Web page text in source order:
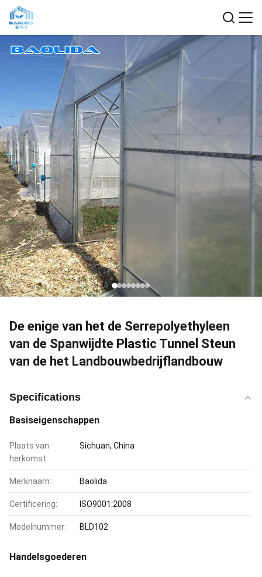
De enige van het de Serrepolyethyleen
van de Spanwijdte Plastic Tunnel Steun
van de het Landbouwbedrijflandbouw
Specifications
Basiseigenschappen
Plaats van
herkomst:
Sichuan, China
Merknaam: Baolida
Certificering: ISO9001:2008
Modelnummer: BLD102
Handelsgoederen